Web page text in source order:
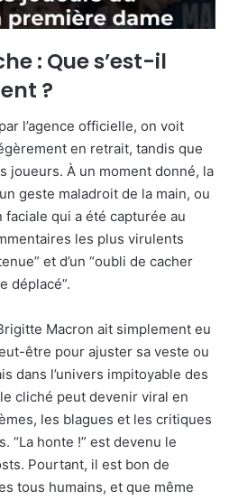
: Que s’est-il
?
l’agence officielle, on voit
en retrait, tandis que
joueurs. À un moment donné, la
geste maladroit de la main, ou
qui a été capturée au
les plus virulents
et d’un “oubli de cacher
déplacé”.
Macron ait simplement eu
être pour ajuster sa veste ou
dans l’univers impitoyable des
cliché peut devenir viral en
les blagues et les critiques
“La honte !” est devenu le
Pourtant, il est bon de
tous humains, et que même